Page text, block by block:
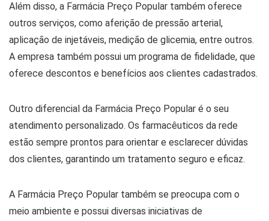
Além disso, a Farmácia Preço Popular também oferece
outros serviços, como aferição de pressão arterial,
aplicação de injetáveis, medição de glicemia, entre outros.
A empresa também possui um programa de fidelidade, que
oferece descontos e benefícios aos clientes cadastrados.
Outro diferencial da Farmácia Preço Popular é o seu
atendimento personalizado. Os farmacêuticos da rede
estão sempre prontos para orientar e esclarecer dúvidas
dos clientes, garantindo um tratamento seguro e eficaz.
A Farmácia Preço Popular também se preocupa com o
meio ambiente e possui diversas iniciativas de